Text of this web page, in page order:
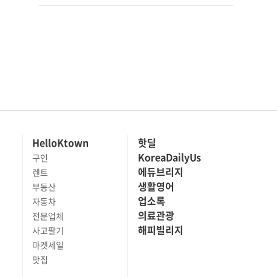
HelloKtown
구인
렌트
부동산
자동차
전문업체
사고팔기
핫딜
KoreaDailyUs
에듀브리지
생활영어
업소록